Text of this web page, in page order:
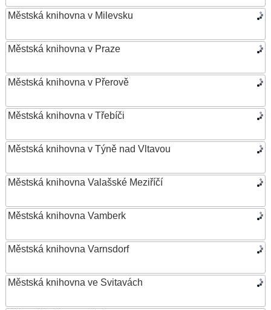
Městská knihovna v Milevsku
Městská knihovna v Praze
Městská knihovna v Přerově
Městská knihovna v Třebíči
Městská knihovna v Týně nad Vltavou
Městská knihovna Valašské Meziříčí
Městská knihovna Vamberk
Městská knihovna Varnsdorf
Městská knihovna ve Svitavách